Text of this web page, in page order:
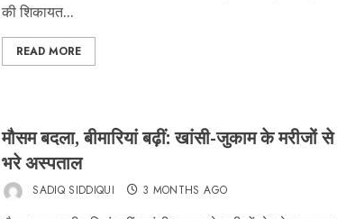
की शिकायत...
READ MORE
मौसम बदला, बीमारियां बढ़ीं: खांसी-जुकाम के मरीजों से
भरे अस्पताल
SADIQ SIDDIQUI 3 MONTHS AGO